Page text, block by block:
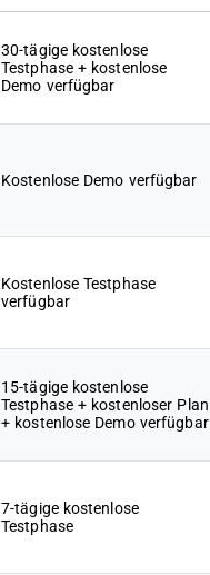
30-tägige kostenlose
Testphase + kostenlose
Demo verfügbar
Kostenlose Demo verfügbar
Kostenlose Testphase
verfügbar
15-tägige kostenlose
Testphase + kostenloser Plan
+ kostenlose Demo verfügbar
7-tägige kostenlose
Testphase